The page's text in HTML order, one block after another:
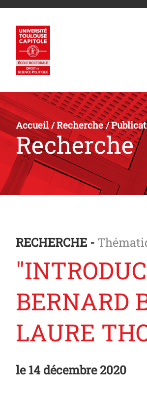
Accueil/Recherche/
Recherche
RECHERCHE -
BERNARD
LAURE
le14 décembre 2020